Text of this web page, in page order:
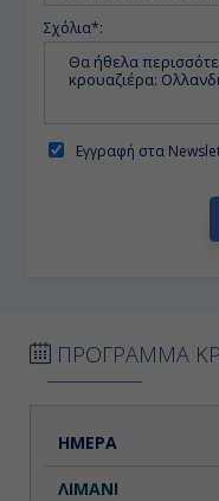
Σχόλια*:
Εγγραφή στα
ΠΡΟΓΡΑΜΜΑ
ΗΜΕΡΑ